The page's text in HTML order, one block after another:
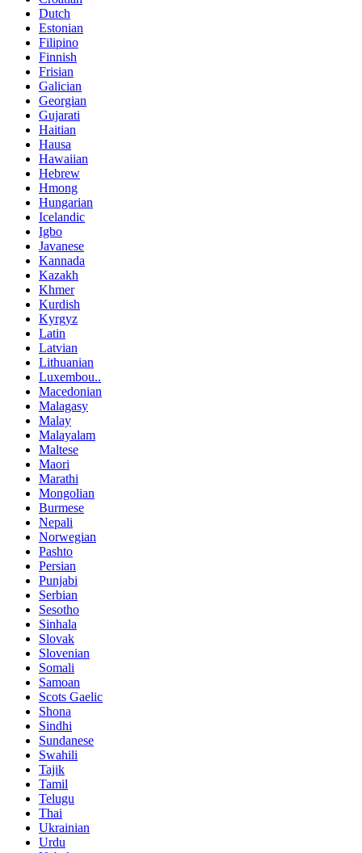
Dutch
Estonian
Filipino
Finnish
Frisian
Galician
Georgian
Gujarati
Haitian
Hausa
Hawaiian
Hebrew
Hmong
Hungarian
Icelandic
Igbo
Javanese
Kannada
Kazakh
Khmer
Kurdish
Kyrgyz
Latin
Latvian
Lithuanian
Luxembou..
Macedonian
Malagasy
Malay
Malayalam
Maltese
Maori
Marathi
Mongolian
Burmese
Nepali
Norwegian
Pashto
Persian
Punjabi
Serbian
Sesotho
Sinhala
Slovak
Slovenian
Somali
Samoan
Scots Gaelic
Shona
Sindhi
Sundanese
Swahili
Tajik
Tamil
Telugu
Thai
Ukrainian
Urdu